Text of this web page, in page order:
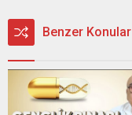
Benzer Konular